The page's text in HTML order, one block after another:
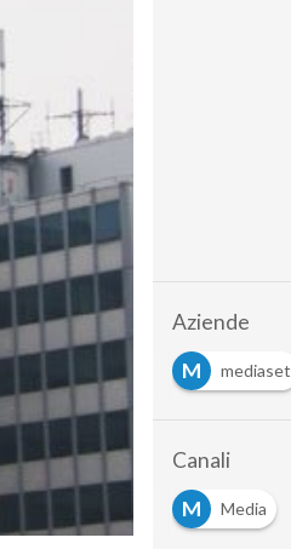
Aziende
M mediaset
Canali
M
Media